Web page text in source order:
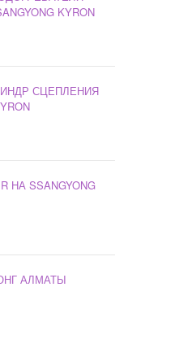
KYRON
СЦЕПЛЕНИЯ
НА SSANGYONG
АЛМАТЫ